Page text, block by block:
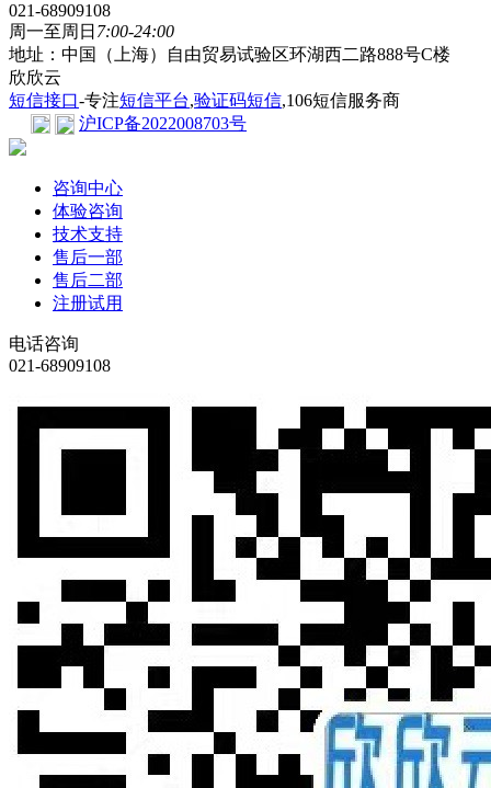
021-68909108
周一至周日 7:00-24:00
地址：中国（上海）自由贸易试验区环湖西二路888号C楼
欣欣云
短信接口-专注短信平台,验证码短信,106短信服务商
沪ICP备2022008703号
咨询中心
体验咨询
技术支持
售后一部
售后二部
注册试用
电话咨询
021-68909108